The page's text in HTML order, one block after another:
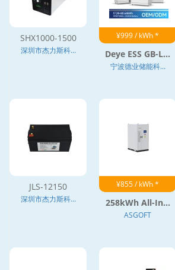
SHX1000-1500
深圳市杰力斯科...
¥999 / kWh *
Deye ESS GB-L...
宁波德业储能科...
JLS-12150
深圳市杰力斯科...
¥855 / kWh *
258kWh All-In...
ASGOFT